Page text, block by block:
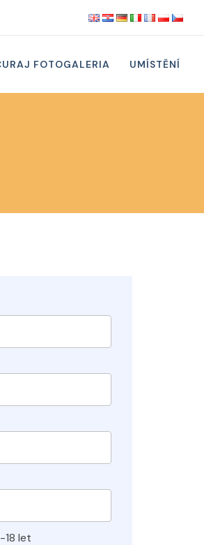
FOTOGALERIA UMÍSTĚNÍ
18 let